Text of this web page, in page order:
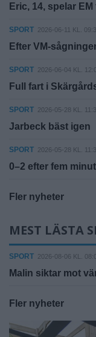
Eric, 14, spelar
SPORT 2026-06-11 KL.
Efter VM-
SPORT 2026-06-04 KL.
Full fart i
SPORT 2026-05-28 KL.
Jarbeck bäst igen
SPORT 2026-05-28 KL.
0–2 efter fem
Fler nyheter
MEST LÄSTA
SPORT 2026-08-06 KL.
Malin siktar mot
Fler nyheter